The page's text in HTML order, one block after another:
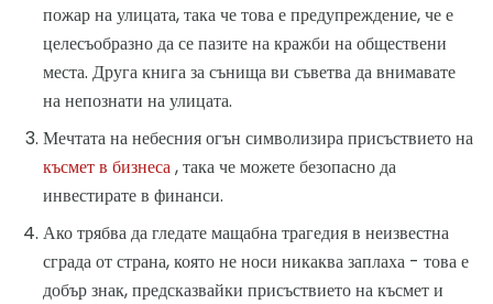
пожар на улицата, така че това е предупреждение, че е
целесъобразно да се пазите на кражби на обществени
места. Друга книга за сънища ви съветва да внимавате
на непознати на улицата.
Мечтата на небесния огън символизира присъствието на
късмет в бизнеса, така че можете безопасно да
инвестирате в финанси.
Ако трябва да гледате мащабна трагедия в неизвестна
сграда от страна, която не носи никаква заплаха - това е
добър знак, предсказвайки присъствието на късмет и